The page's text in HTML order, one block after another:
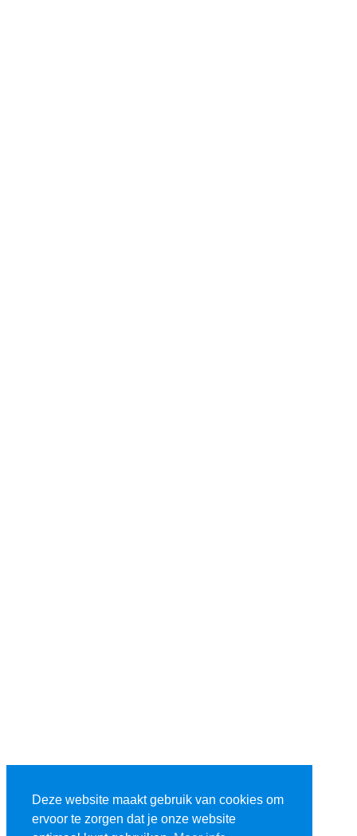
Deze website maakt gebruik van cookies om
ervoor te zorgen dat je onze website